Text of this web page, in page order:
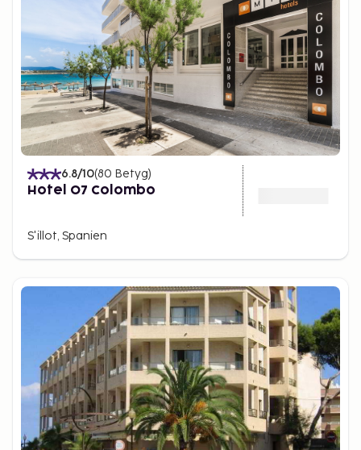
6.8/10(80 Betyg)
Hotel O7 Colombo
S'illot, Spanien